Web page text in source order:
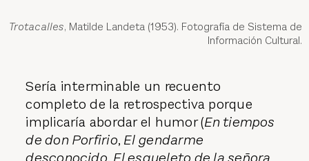
Trotacalles, Matilde Landeta (1953). Fotografía de Sistema de
Información Cultural.
Sería interminable un recuento
completo de la retrospectiva porque
implicaría abordar el humor (En tiempos
de don Porfirio, El gendarme